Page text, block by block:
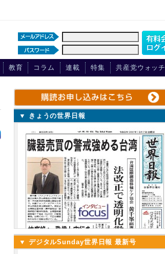
教育 コラム 連載 特集 共産党ウォッチ
▼ きょうの世界日報
▼ デジタルSunday世界日報 最新号